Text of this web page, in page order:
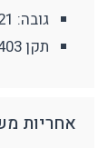
גובה: 21 ס"מ/רוחב: 13 ס"מ/עובי: 11 ס"מ
תקן EN 403
אחריות